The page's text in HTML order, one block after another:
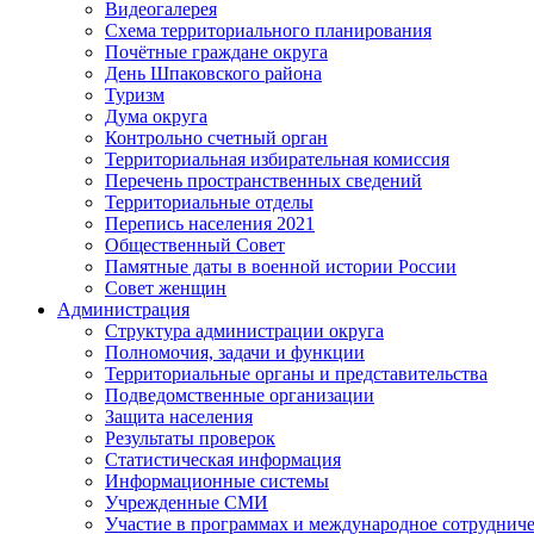
Видеогалерея
Схема территориального планирования
Почётные граждане округа
День Шпаковского района
Туризм
Дума округа
Контрольно счетный орган
Территориальная избирательная комиссия
Перечень пространственных сведений
Территориальные отделы
Перепись населения 2021
Общественный Совет
Памятные даты в военной истории России
Совет женщин
Администрация
Структура администрации округа
Полномочия, задачи и функции
Территориальные органы и представительства
Подведомственные организации
Защита населения
Результаты проверок
Статистическая информация
Информационные системы
Учрежденные СМИ
Участие в программах и международное